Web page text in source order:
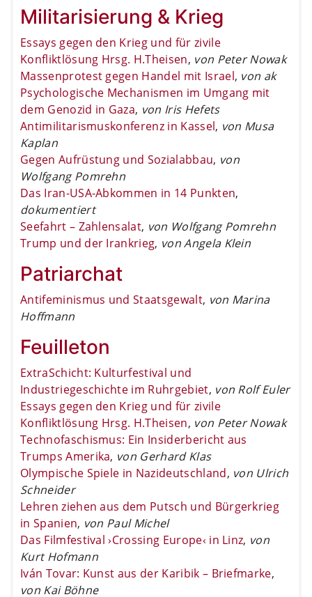
Militarisierung & Krieg
Essays gegen den Krieg und für zivile
Konfliktlösung Hrsg. H.Theisen, von Peter Nowak
Massenprotest gegen Handel mit Israel, von ak
Psychologische Mechanismen im Umgang mit
dem Genozid in Gaza, von Iris Hefets
Antimilitarismuskonferenz in Kassel, von Musa
Kaplan
Gegen Aufrüstung und Sozialabbau, von
Wolfgang Pomrehn
Das Iran-USA-Abkommen in 14 Punkten,
dokumentiert
Seefahrt – Zahlensalat, von Wolfgang Pomrehn
Trump und der Irankrieg, von Angela Klein
Patriarchat
Antifeminismus und Staatsgewalt, von Marina
Hoffmann
Feuilleton
ExtraSchicht: Kulturfestival und
Industriegeschichte im Ruhrgebiet, von Rolf Euler
Essays gegen den Krieg und für zivile
Konfliktlösung Hrsg. H.Theisen, von Peter Nowak
Technofaschismus: Ein Insiderbericht aus
Trumps Amerika, von Gerhard Klas
Olympische Spiele in Nazideutschland, von Ulrich
Schneider
Lehren ziehen aus dem Putsch und Bürgerkrieg
in Spanien, von Paul Michel
Das Filmfestival ›Crossing Europe‹ in Linz, von
Kurt Hofmann
Iván Tovar: Kunst aus der Karibik – Briefmarke,
von Kai Böhne